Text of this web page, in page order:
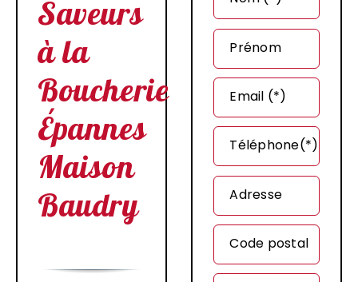
Saveurs
à la
Boucherie
Épannes
Maison
Baudry
Prénom
Email (*)
Téléphone(*)
Adresse
Code postal